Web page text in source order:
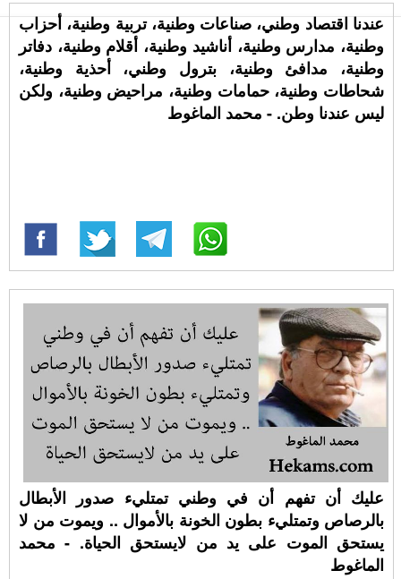
عندنا اقتصاد وطني، صناعات وطنية، تربية وطنية، أحزاب
وطنية، مدارس وطنية، أناشيد وطنية، أقلام وطنية، دفاتر
وطنية، مدافئ وطنية، بترول وطني، أحذية وطنية،
شحاطات وطنية، حمامات وطنية، مراحيض وطنية، ولكن
ليس عندنا وطن. - محمد الماغوط
عليك أن تفهم أن في وطني تمتليء صدور الأبطال
بالرصاص وتمتليء بطون الخونة بالأموال .. ويموت من لا
يستحق الموت على يد من لايستحق الحياة. - محمد
الماغوط